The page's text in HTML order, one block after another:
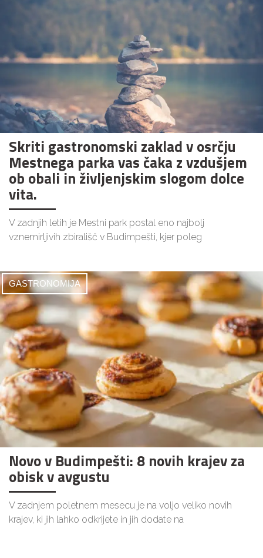
Skriti gastronomski zaklad v osrčju
Mestnega parka vas čaka z vzdušjem
ob obali in življenjskim slogom dolce
vita.
V zadnjih letih je Mestni park postal eno najbolj
vznemirljivih zbirališč v Budimpešti, kjer poleg
GASTRONOMIJA
Novo v Budimpešti: 8 novih krajev za
obisk v avgustu
V zadnjem poletnem mesecu je na voljo veliko novih
krajev, ki jih lahko odkrijete in jih dodate na